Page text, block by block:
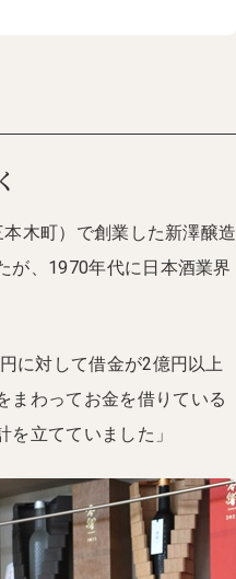
木町）で創業した新澤醸造
が、1970年代に日本酒業界
に対して借金が2億円以上
まわってお金を借りている
立てていました」